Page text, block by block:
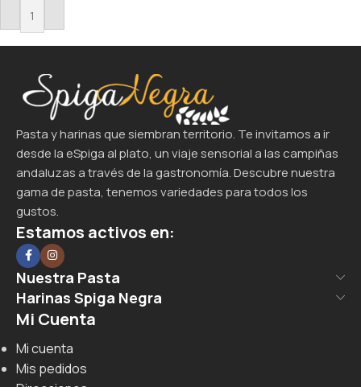
Añadir Al Carrito
Pasta y harinas que siembran territorio. Te invitamos a ir
desde la eSpiga al plato, un viaje sensorial a las campiñas
andaluzas a través de la gastronomía. Descubre nuestra
gama de pasta, tenemos variedades para todos los
gustos.
Estamos activos en:
Nuestra Pasta
Harinas Spiga Negra
Mi Cuenta
Mi cuenta
Mis pedidos